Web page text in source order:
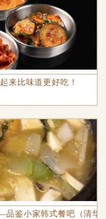
来比味道更好吃！
鉴小家韩式餐吧（清华